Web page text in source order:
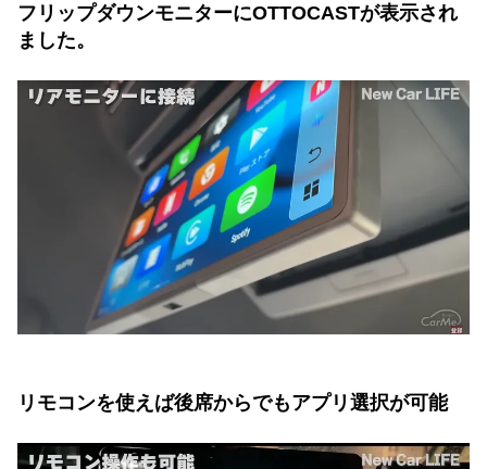
フリップダウンモニターにOTTOCASTが表示され
ました。
リモコンを使えば後席からでもアプリ選択が可能